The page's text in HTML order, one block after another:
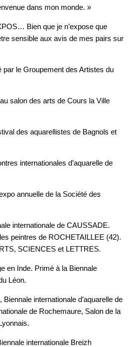
dans mon monde. »
Bien que je n’expose que
sensible aux avis de mes pairs sur
par le Groupement des Artistes du
salon des arts de Cours la Ville
des aquarellistes de Bagnols et
internationales d’aquarelle de
annuelle de la Société des
internationale de CAUSSADE.
peintres de ROCHETAILLEE (42).
SCIENCES et LETTRES.
en Inde. Primé à la Biennale
Léon.
internationale d’aquarelle de
de Rochemaure, Salon de la
internationale Breizh